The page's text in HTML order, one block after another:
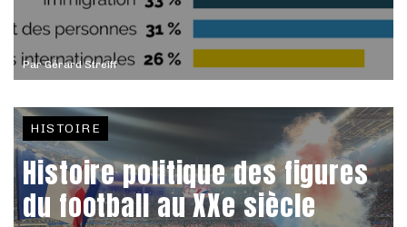
ParGérard Streiff
HISTOIRE
Histoire politique des figures
du football au XXe siècle